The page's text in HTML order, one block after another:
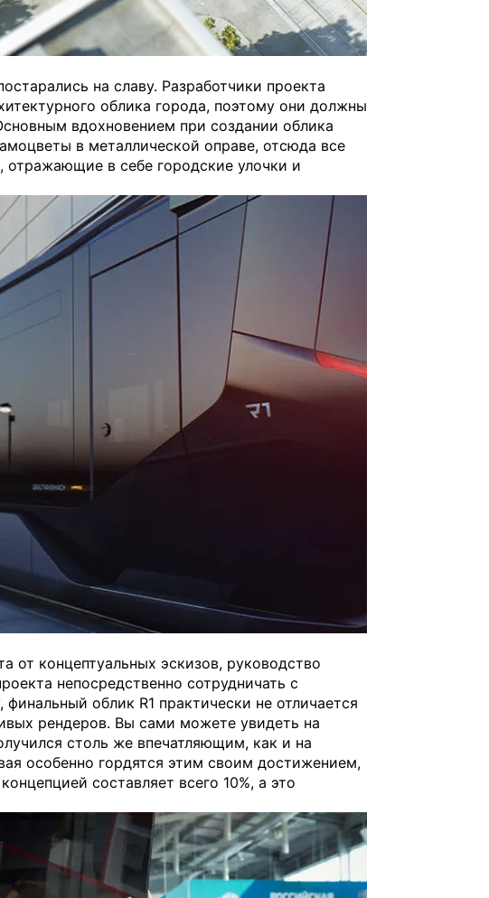
на славу. Разработчики проекта
облика города, поэтому они должны
вдохновением при создании облика
в металлической оправе, отсюда все
отражающие в себе городские улочки и
от концептуальных эскизов, руководство
непосредственно сотрудничать с
облик R1 практически не отличается
рендеров. Вы сами можете увидеть на
столь же впечатляющим, как и на
особенно гордятся этим своим достижением,
составляет всего 10%, а это